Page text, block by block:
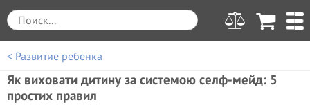
< Развитие ребенка
Як виховати дитину за системою селф-мейд: 5
простих правил